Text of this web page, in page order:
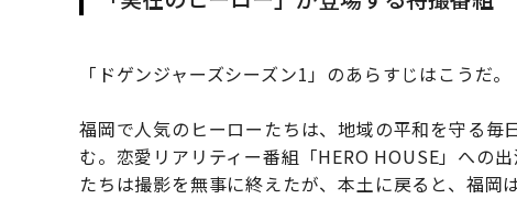
「ドゲンジャーズシーズン1」のあらすじはこうだ。
福岡で人気のヒーローたちは、地域の平和を守る
む。恋愛リアリティー番組「HERO HOUSE」への
たちは撮影を無事に終えたが、本土に戻ると、福岡